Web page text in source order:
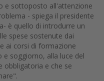
e sottoposto all'attenzione
- spiega il presidente
è quello di introdurre un
spese sostenute dai
ai corsi di formazione
e soggiorno, alla luce del
obbligatoria e che se